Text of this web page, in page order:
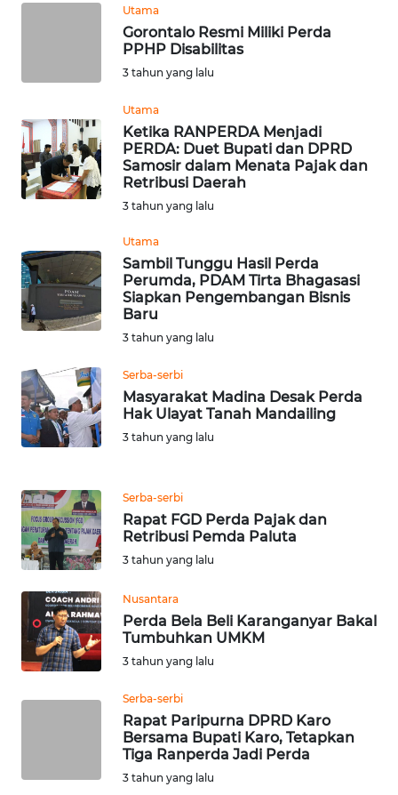
Utama
Gorontalo Resmi Miliki Perda
PPHP Disabilitas
3 tahun yang lalu
Utama
Ketika RANPERDA Menjadi
PERDA: Duet Bupati dan DPRD
Samosir dalam Menata Pajak dan
Retribusi Daerah
3 tahun yang lalu
Utama
Sambil Tunggu Hasil Perda
Perumda, PDAM Tirta Bhagasasi
Siapkan Pengembangan Bisnis
Baru
3 tahun yang lalu
Serba-serbi
Masyarakat Madina Desak Perda
Hak Ulayat Tanah Mandailing
3 tahun yang lalu
Serba-serbi
Rapat FGD Perda Pajak dan
Retribusi Pemda Paluta
3 tahun yang lalu
Nusantara
Perda Bela Beli Karanganyar Bakal
Tumbuhkan UMKM
3 tahun yang lalu
Serba-serbi
Rapat Paripurna DPRD Karo
Bersama Bupati Karo, Tetapkan
Tiga Ranperda Jadi Perda
3 tahun yang lalu
KALSEL
WN
KALTIM
SULSEL
WN
GORONTALO
WN
SULUT
WN
WN
MALUT
WN
DAIRI
WN
DANAU
TOBA
WN